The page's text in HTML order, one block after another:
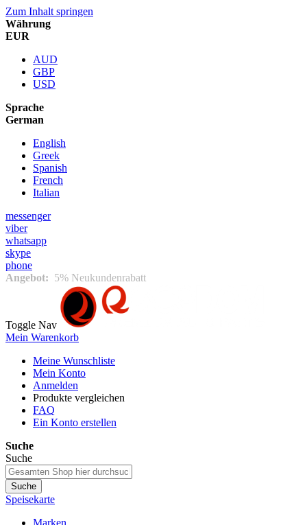
Zum Inhalt springen
Währung
EUR
AUD
GBP
USD
Sprache
German
English
Greek
Spanish
French
Italian
messenger
viber
whatsapp
skype
phone
Angebot: 5% Neukundenrabatt
Toggle Nav
Mein Warenkorb
Meine Wunschliste
Mein Konto
Anmelden
Produkte vergleichen
FAQ
Ein Konto erstellen
Suche
Suche
Suche
Speisekarte
Marken